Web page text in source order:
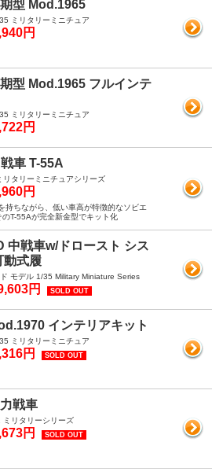
型 Mod.1965
ミリタリーミニチュア
円
型 Mod.1965 フルインテ
ミリタリーミニチュア
円
車 T-55A
リタリーミニチュアシリーズ
円
持ちながら、低い車高が特徴的なソビエ
のT-55Aが完全新金型でキット化
中戦車w/ドロースト シス
動式履
モデル 1/35 Military Miniature Series
円 SOLD OUT
インテリアキット
ミリタリーミニチュア
円 SOLD OUT
戦車
ミリタリーシリーズ
円 SOLD OUT